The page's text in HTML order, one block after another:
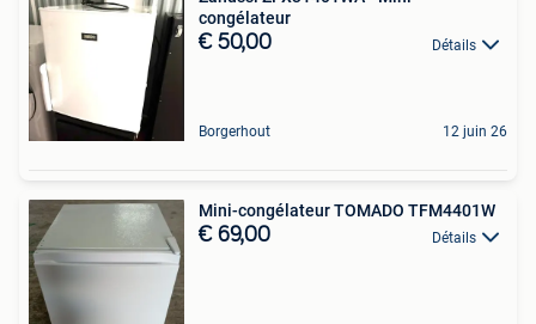
congélateur
€ 50,00 Détails
Borgerhout 12 juin 26
Mini-congélateur TOMADO TFM4401W
€ 69,00 Détails